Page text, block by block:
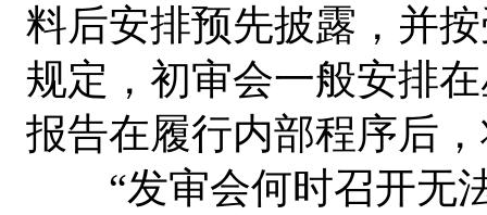
料后安排预先披露，并
规定，初审会一般安排
报告在履行内部程序后
“发审会何时召开无法